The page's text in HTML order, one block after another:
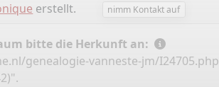
erstellt. nimm Kontakt auf
bitte die Herkunft an:
genealogie-vanneste-jm/I24705.php